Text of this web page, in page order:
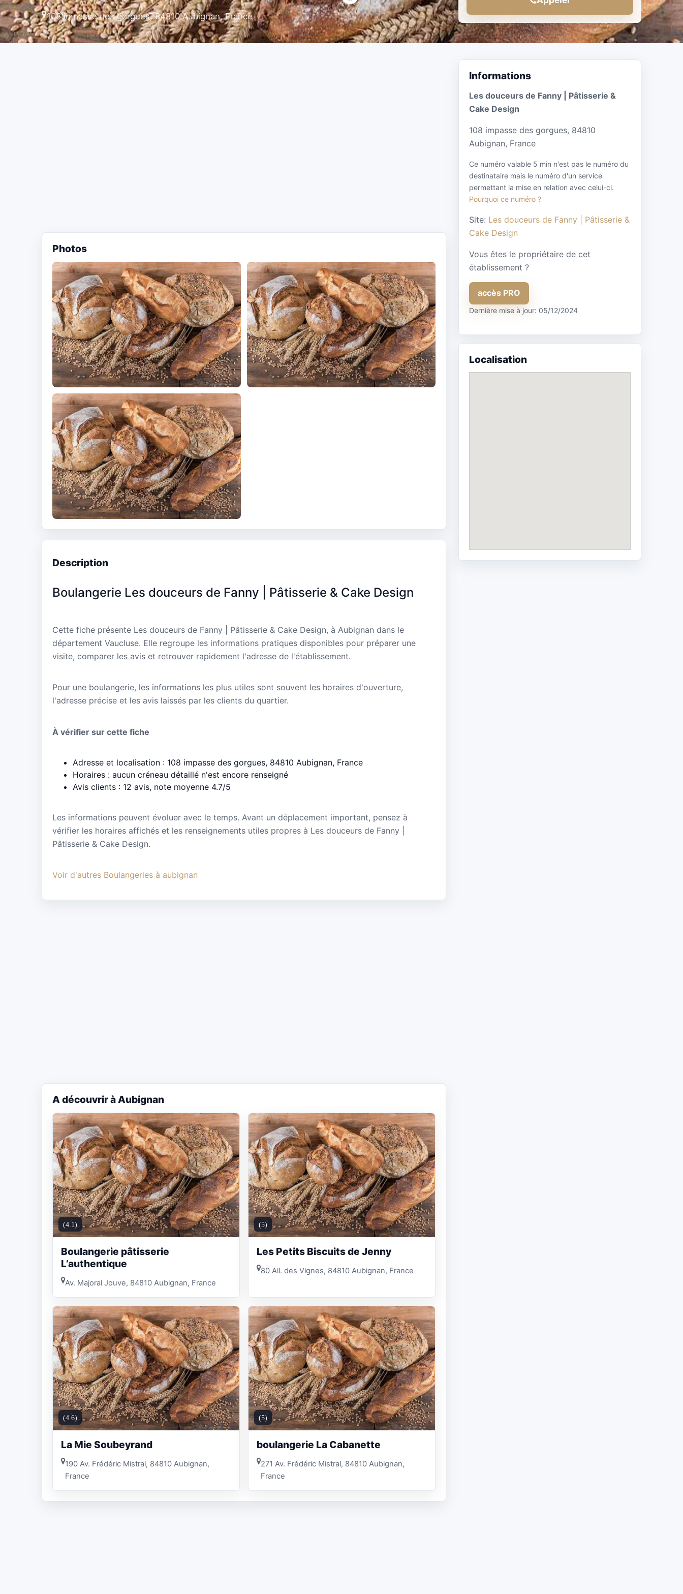
108 impasse des gorgues, 84810 Aubignan, France
Photos
Description
Boulangerie Les douceurs de Fanny | Pâtisserie & Cake Design
Cette fiche présente Les douceurs de Fanny | Pâtisserie & Cake Design, à Aubignan dans le
département Vaucluse. Elle regroupe les informations pratiques disponibles pour préparer une
visite, comparer les avis et retrouver rapidement l'adresse de l'établissement.
Pour une boulangerie, les informations les plus utiles sont souvent les horaires d'ouverture,
l'adresse précise et les avis laissés par les clients du quartier.
À vérifier sur cette fiche
Adresse et localisation : 108 impasse des gorgues, 84810 Aubignan, France
Horaires : aucun créneau détaillé n'est encore renseigné
Avis clients : 12 avis, note moyenne 4.7/5
Les informations peuvent évoluer avec le temps. Avant un déplacement important, pensez à
vérifier les horaires affichés et les renseignements utiles propres à Les douceurs de Fanny |
Pâtisserie & Cake Design.
Voir d'autres Boulangeries à aubignan
A découvrir à Aubignan
(4.1)
Boulangerie pâtisserie
L’authentique
Av. Majoral Jouve, 84810 Aubignan, France
(5)
Les Petits Biscuits de Jenny
80 All. des Vignes, 84810 Aubignan, France
(4.6)
La Mie Soubeyrand
190 Av. Frédéric Mistral, 84810 Aubignan,
France
(5)
boulangerie La Cabanette
271 Av. Frédéric Mistral, 84810 Aubignan,
France
Informations
Les douceurs de Fanny | Pâtisserie &
Cake Design
108 impasse des gorgues, 84810
Aubignan, France
Ce numéro valable 5 min n'est pas le numéro du
destinataire mais le numéro d'un service
permettant la mise en relation avec celui-ci.
Pourquoi ce numéro ?
Site: Les douceurs de Fanny | Pâtisserie &
Cake Design
Vous êtes le propriétaire de cet
établissement ?
accès PRO
Dernière mise à jour: 05/12/2024
Localisation